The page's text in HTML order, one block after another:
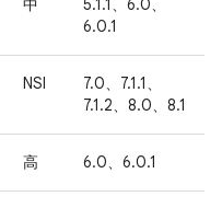
中
5.1.1、6.0、
6.0.1
NSI
7.0、7.1.1、
7.1.2、8.0、8.1
高 6.0、6.0.1